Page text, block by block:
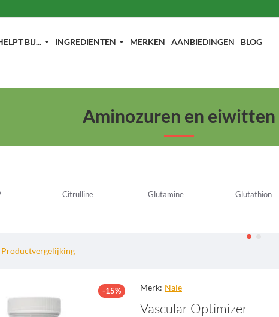
BIJ... INGREDIENTEN MERKEN AANBIEDINGEN BLOG
Aminozuren en eiwitten
Citrulline Glutamine Glutathion
Productvergelijking
-15% Merk: Nale
Vascular Optimizer